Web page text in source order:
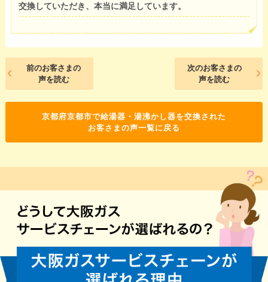
交換していただき、本当に満足しています。
前のお客さまの
声を読む
次のお客さまの
声を読む
京都府京都市で給湯器・湯沸かし器を交換された
お客さまの声一覧に戻る